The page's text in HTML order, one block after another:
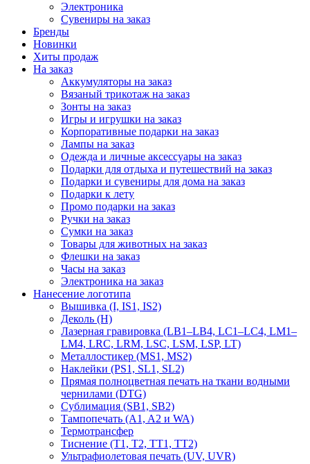
Электроника
Сувениры на заказ
Бренды
Новинки
Хиты продаж
На заказ
Аккумуляторы на заказ
Вязаный трикотаж на заказ
Зонты на заказ
Игры и игрушки на заказ
Корпоративные подарки на заказ
Лампы на заказ
Одежда и личные аксессуары на заказ
Подарки для отдыха и путешествий на заказ
Подарки и сувениры для дома на заказ
Подарки к лету
Промо подарки на заказ
Ручки на заказ
Сумки на заказ
Товары для животных на заказ
Флешки на заказ
Часы на заказ
Электроника на заказ
Нанесение логотипа
Вышивка (I, IS1, IS2)
Деколь (H)
Лазерная гравировка (LB1–LB4, LC1–LC4, LM1–
LM4, LRC, LRM, LSC, LSM, LSP, LT)
Металлостикер (MS1, MS2)
Наклейки (PS1, SL1, SL2)
Прямая полноцветная печать на ткани водными
чернилами (DTG)
Сублимация (SB1, SB2)
Тампопечать (A1, A2 и WA)
Термотрансфер
Тиснение (Т1, Т2, ТT1, ТT2)
Ультрафиолетовая печать (UV, UVR)